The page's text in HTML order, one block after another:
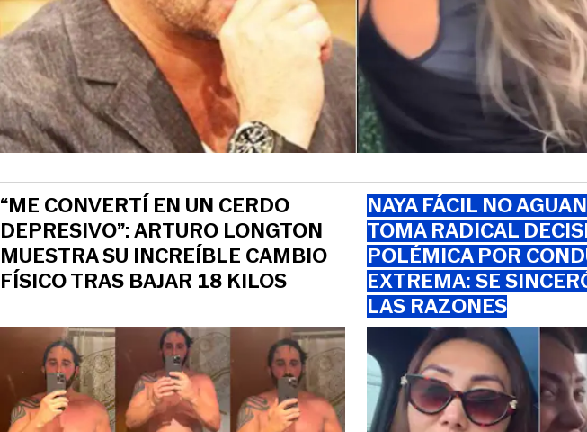
“ME CONVERTÍ EN UN CERDO
DEPRESIVO”: ARTURO LONGTON
MUESTRA SU INCREÍBLE CAMBIO
FÍSICO TRAS BAJAR 18 KILOS
NAYA FÁCIL NO
TOMA RADICAL
POLÉMICA POR
EXTREMA: SE
LAS RAZONES